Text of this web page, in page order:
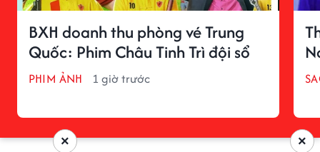
BXH doanh thu phòng vé Trung
Quốc: Phim Châu Tinh Trì đội sổ
PHIM ẢNH 1 giờ trước
×
×